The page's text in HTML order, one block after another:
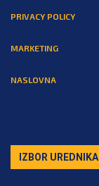
PRIVACY POLICY
MARKETING
NASLOVNA
IZBOR UREDNIKA